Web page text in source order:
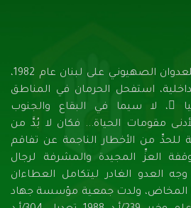
بفعل التداعيات الكبرى للعدوان الصهيونـي على لبنان عام 1982،
استفحل الحرمان في المناطق
ً، لا سيما في البقاع والجنوب
مقومات الحياة... فكان لا بُدَّ من
من الأخطار الناجمة عن تفاقم
وقفة العزِّ المجيدة والمشرفة لرجال
العدو الغادر ليتكامل العطاءان
المخاض، ولدت جمعية مؤسسة جهاد